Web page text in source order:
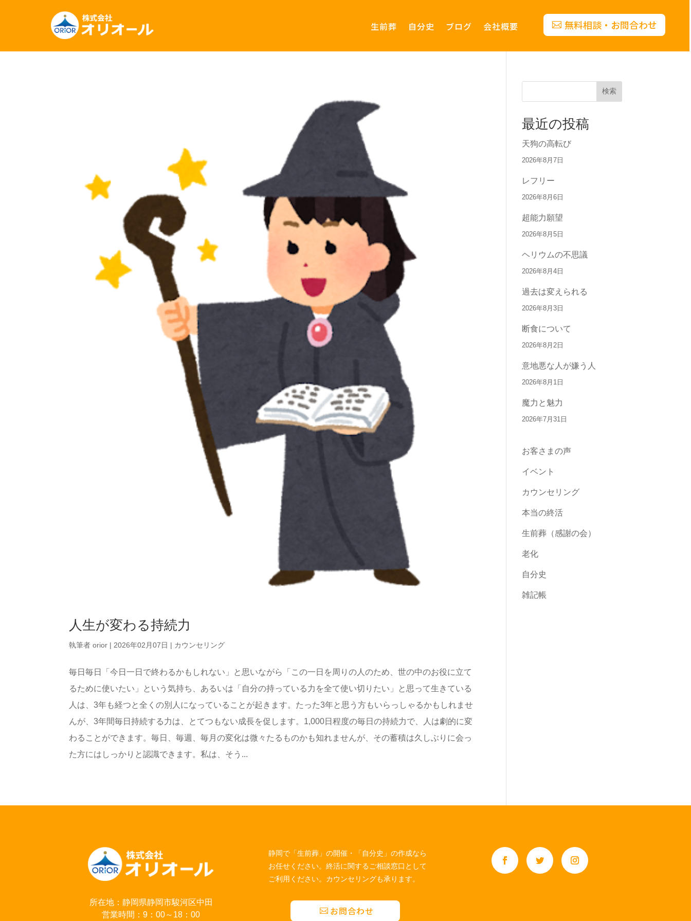
生前葬 自分史 ブログ 会社概要 無料相談・お問合わせ
人生が変わる持続力
執筆者orior | 2026年02月07日 | カウンセリング
毎日毎日「今日一日で終わるかもしれない」と思いながら「この一日を周りの人のため、世の中のお役に立て
るために使いたい」という気持ち、あるいは「自分の持っている力を全て使い切りたい」と思って生きている
人は、3年も経つと全くの別人になっていることが起きます。たった3年と思う方もいらっしゃるかもしれませ
んが、3年間毎日持続する力は、とてつもない成長を促します。1,000日程度の毎日の持続力で、人は劇的に変
わることができます。毎日、毎週、毎月の変化は微々たるものかも知れませんが、その蓄積は久しぶりに会っ
た方にはしっかりと認識できます。私は、そう...
検索
最近の投稿
天狗の高転び
2026年8月7日
レフリー
2026年8月6日
超能力願望
2026年8月5日
ヘリウムの不思議
2026年8月4日
過去は変えられる
2026年8月3日
断食について
2026年8月2日
意地悪な人が嫌う人
2026年8月1日
魔力と魅力
2026年7月31日
お客さまの声
イベント
カウンセリング
本当の終活
生前葬（感謝の会）
老化
自分史
雑記帳
所在地：静岡県静岡市駿河区中田
営業時間：9：00～18：00
静岡で「生前葬」の開催・「自分史」の作成なら
お任せください。終活に関するご相談窓口として
ご利用ください。カウンセリングも承ります。
お問合わせ